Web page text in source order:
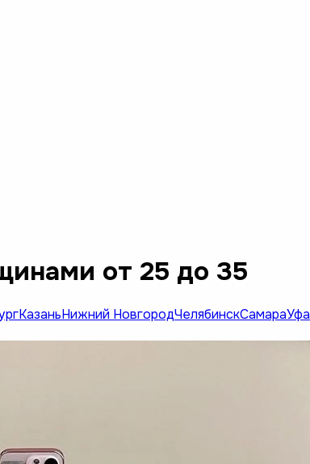
от 25 до 35
КазаньНижний НовгородЧелябинскСамараУфа